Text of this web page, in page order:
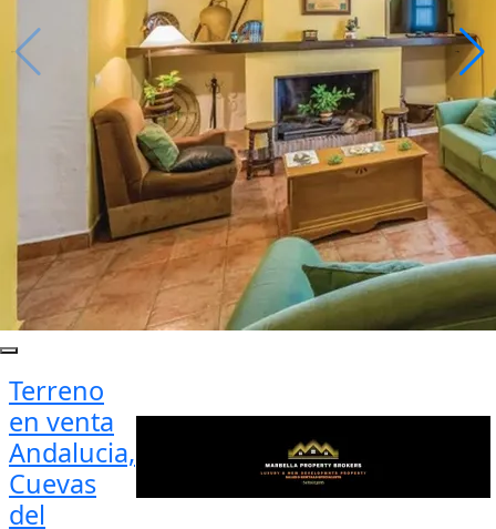
Terreno
en venta
Andalucia,
Cuevas
del